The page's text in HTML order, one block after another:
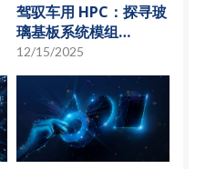
驾驭车用 HPC：探寻玻
璃基板系统模组
(SoMoG) 技术的「最佳
甜蜜点」
12/15/2025